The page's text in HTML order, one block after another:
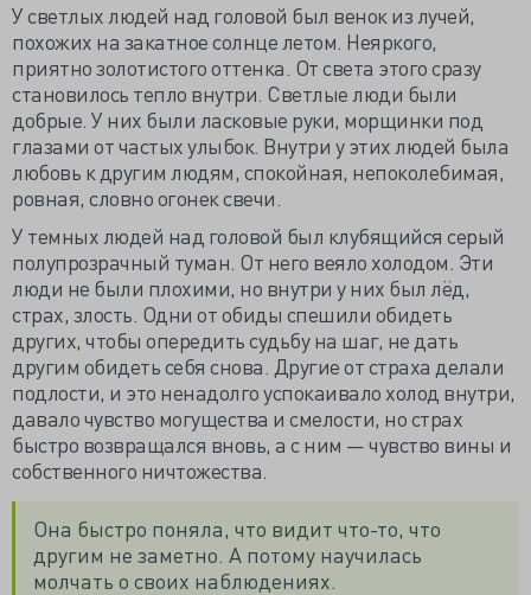
У светлых людей над головой был венок из лучей,
похожих на закатное солнце летом. Неяркого,
приятно золотистого оттенка. От света этого сразу
становилось тепло внутри. Светлые люди были
добрые. У них были ласковые руки, морщинки под
глазами от частых улыбок. Внутри у этих людей была
любовь к другим людям, спокойная, непоколебимая,
ровная, словно огонек свечи.
У темных людей над головой был клубящийся серый
полупрозрачный туман. От него веяло холодом. Эти
люди не были плохими, но внутри у них был лёд,
страх, злость. Одни от обиды спешили обидеть
других, чтобы опередить судьбу на шаг, не дать
другим обидеть себя снова. Другие от страха делали
подлости, и это ненадолго успокаивало холод внутри,
давало чувство могущества и смелости, но страх
быстро возвращался вновь, а с ним — чувство вины и
собственного ничтожества.
Она быстро поняла, что видит что-то, что
другим не заметно. А потому научилась
молчать о своих наблюдениях.